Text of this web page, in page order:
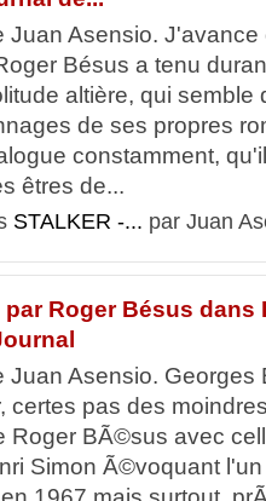
Juan Asensio.
Bésus a tenu
altière, qui semble
de ses propres
constamment,
êtres de...
STALKER -... par Juan
Roger Bésus dans
Juan Asensio. Georges
certes pas des
Roger BÃ©sus avec
Simon Ã©voquant